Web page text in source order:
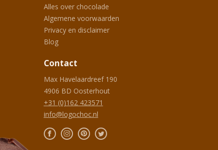
Alles over chocolade
Algemene voorwaarden
Privacy en disclaimer
Blog
Contact
Max Havelaardreef 190
4906 BD Oosterhout
+31 (0)162 423571
info@logochoc.nl